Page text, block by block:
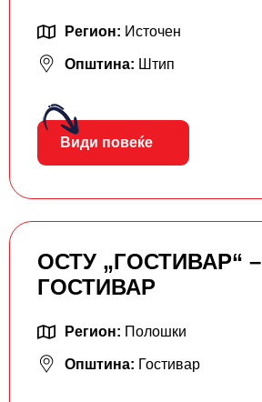
Регион: Источен
Општина: Штип
Види повеќе
ОСТУ „ГОСТИВАР“ –
ГОСТИВАР
Регион: Полошки
Општина: Гостивар